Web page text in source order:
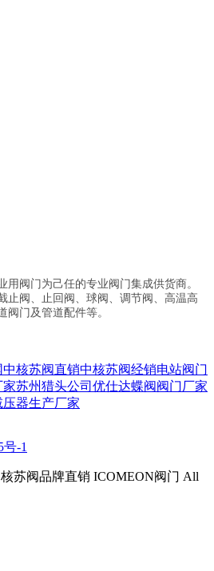
用阀门为己任的专业阀门集成供货商。
止阀、止回阀、球阀、调节阀、高温高
阀门及管道配件等。
中核苏阀直销中核苏阀经销电站阀门
家苏州猎头公司优仕达蝶阀阀门厂家
压器生产厂家
号-1
核苏阀品牌直销 ICOMEON阀门 All